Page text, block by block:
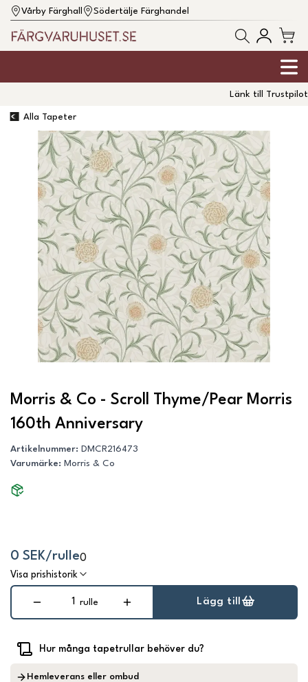
Vårby Färghall Södertälje Färghandel
Länk till Trustpilot
Alla Tapeter
Morris & Co - Scroll Thyme/Pear Morris
160th Anniversary
Artikelnummer: DMCR216473
Varumärke: Morris & Co
0 SEK/rulle0
Visa prishistorik
rulle Lägg till
Hur många tapetrullar behöver du?
Hemleverans eller ombud